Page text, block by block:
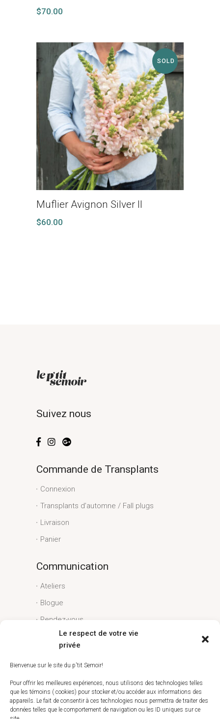
Le respect de votre vie
privée
Bienvenue sur le site du p'tit Semoir!
Pour offrir les meilleures expériences, nous utilisons des technologies telles
que les témoins ( cookies) pour stocker et/ou accéder aux informations des
appareils. Le fait de consentir à ces technologies nous permettra de traiter des
données telles que le comportement de navigation ou les ID uniques sur ce
$70.00
SOLD
Muflier Avignon Silver II
$60.00
Suivez nous
Commande de Transplants
Connexion
Transplants d’automne / Fall plugs
Livraison
Panier
Communication
Ateliers
Blogue
Rendez-vous
Conditions générales
Liens utiles
Espace client
Conditions générales